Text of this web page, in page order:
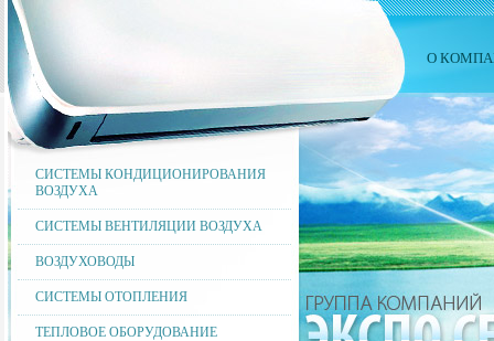
СИСТЕМЫ КОНДИЦИОНИРОВАНИЯ
ВОЗДУХА
СИСТЕМЫ ВЕНТИЛЯЦИИ ВОЗДУХА
ВОЗДУХОВОДЫ
СИСТЕМЫ ОТОПЛЕНИЯ
ТЕПЛОВОЕ ОБОРУДОВАНИЕ
О